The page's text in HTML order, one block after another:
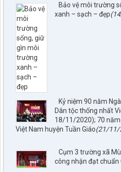
Bảo vệ môi trường
xanh – sạch – đẹp
Kỷ niệm 90 năm
Dân tộc thống nhất
18/11/2020); 70
Việt Nam huyện Tuần Giáo(21/11/
Cụm 3 trường xã
công nhận đạt chuẩn